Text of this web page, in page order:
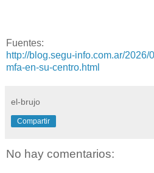
Fuentes:
http://blog.segu-info.com.ar/2026/
mfa-en-su-centro.html
el-brujo
Compartir
No hay comentarios: